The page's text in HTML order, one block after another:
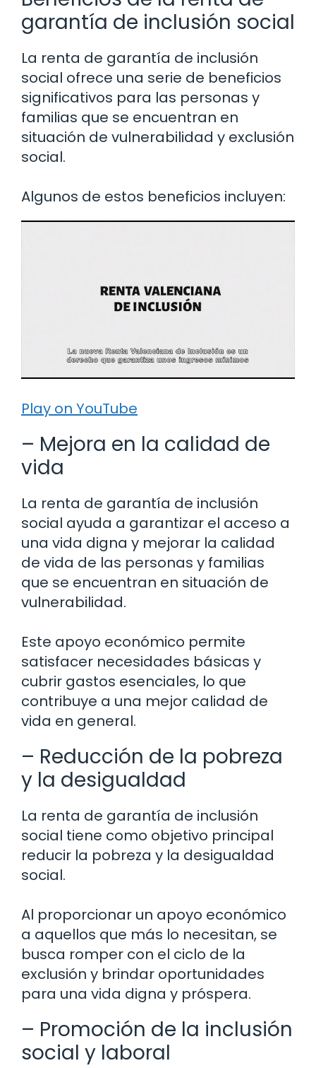
garantía de inclusión social
La renta de garantía de inclusión
social ofrece una serie de beneficios
significativos para las personas y
familias que se encuentran en
situación de vulnerabilidad y exclusión
social.
Algunos de estos beneficios incluyen:
Play on YouTube
– Mejora en la calidad de
vida
La renta de garantía de inclusión
social ayuda a garantizar el acceso a
una vida digna y mejorar la calidad
de vida de las personas y familias
que se encuentran en situación de
vulnerabilidad.
Este apoyo económico permite
satisfacer necesidades básicas y
cubrir gastos esenciales, lo que
contribuye a una mejor calidad de
vida en general.
– Reducción de la pobreza
y la desigualdad
La renta de garantía de inclusión
social tiene como objetivo principal
reducir la pobreza y la desigualdad
social.
Al proporcionar un apoyo económico
a aquellos que más lo necesitan, se
busca romper con el ciclo de la
exclusión y brindar oportunidades
para una vida digna y próspera.
– Promoción de la inclusión
social y laboral